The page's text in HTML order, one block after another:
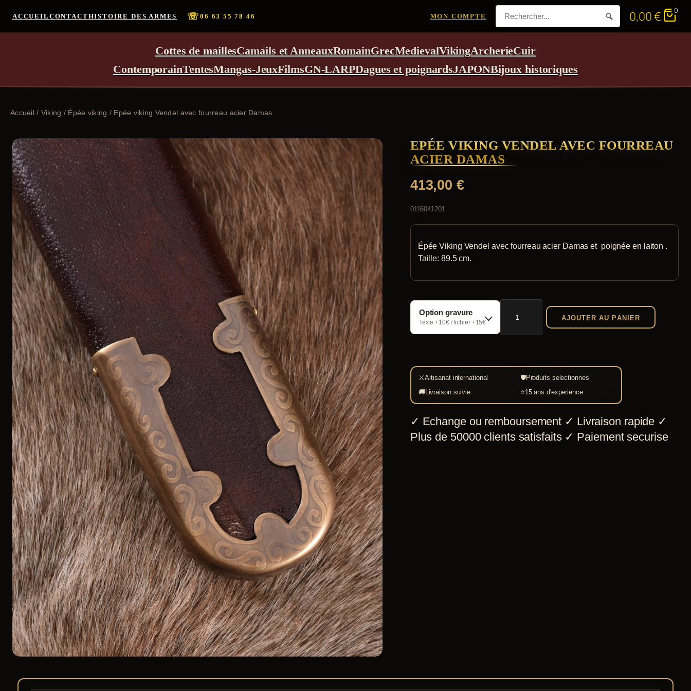
ACCUEIL CONTACTHISTOIRE DES ARMES ☏06 63 55 78 46 MON COMPTE 0,00€ 0
Cottes de maillesCamails et AnneauxRomainGrecMedievalVikingArcherieCuir
ContemporainTentesMangas-JeuxFilmsGN-LARPDagues et poignardsJAPONBijoux historiques
Accueil/ Viking / Épée viking / Epée viking Vendel avec fourreau acier Damas
EPÉE VIKING VENDEL AVEC FOURREAU
ACIER DAMAS
413,00€
0116041201
Épée Viking Vendel avec fourreau acier Damas et poignée en laiton .
Taille: 89.5 cm.
Option gravure
Texte +10€ / fichier +15€
quantité
Epée
Vendel
avec
fourreau
acier
Damas
AJOUTER AU PANIER
⚔Artisanat international 🛡Produits selectionnes
🚚Livraison suivie ⭐15 ans d'experience
✓ Echange ou remboursement ✓ Livraison rapide ✓
Plus de 50000 clients satisfaits ✓ Paiement securise